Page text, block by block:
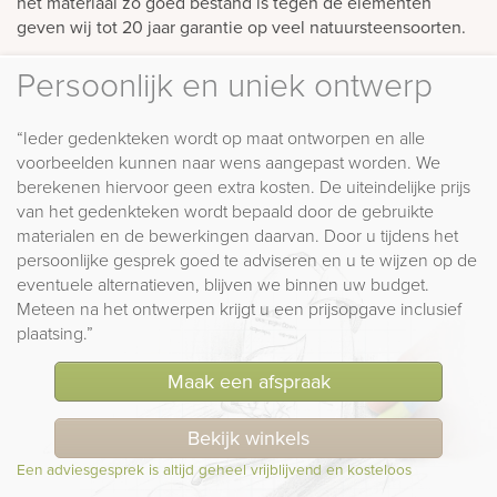
geven wij tot 20 jaar garantie op veel natuursteensoorten.
Persoonlijk en uniek ontwerp
“Ieder gedenkteken wordt op maat ontworpen en alle
voorbeelden kunnen naar wens aangepast worden. We
berekenen hiervoor geen extra kosten. De uiteindelijke prijs
van het gedenkteken wordt bepaald door de gebruikte
materialen en de bewerkingen daarvan. Door u tijdens het
persoonlijke gesprek goed te adviseren en u te wijzen op de
eventuele alternatieven, blijven we binnen uw budget.
Meteen na het ontwerpen krijgt u een prijsopgave inclusief
plaatsing.”
Maak een afspraak
Bekijk winkels
Een adviesgesprek is altijd geheel vrijblijvend en kosteloos